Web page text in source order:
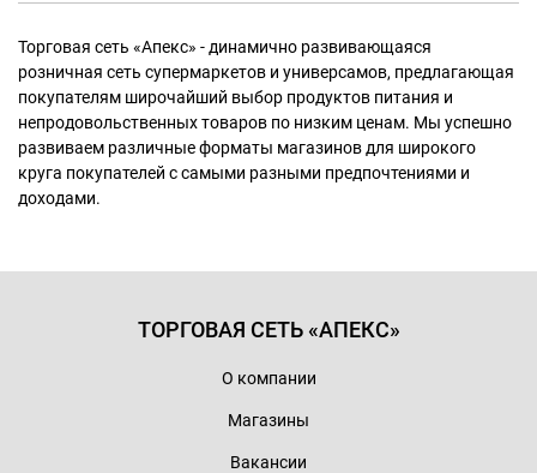
Торговая сеть «Апекс» - динамично развивающаяся
розничная сеть супермаркетов и универсамов, предлагающая
покупателям широчайший выбор продуктов питания и
непродовольственных товаров по низким ценам. Мы успешно
развиваем различные форматы магазинов для широкого
круга покупателей с самыми разными предпочтениями и
доходами.
ТОРГОВАЯ СЕТЬ «АПЕКС»
О компании
Магазины
Вакансии